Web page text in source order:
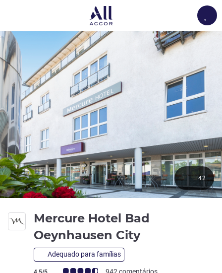
Mercure Hotel Bad
Oeynhausen City
Adequado para famílias
Nota clientes Avis (Classificação ALL)
42